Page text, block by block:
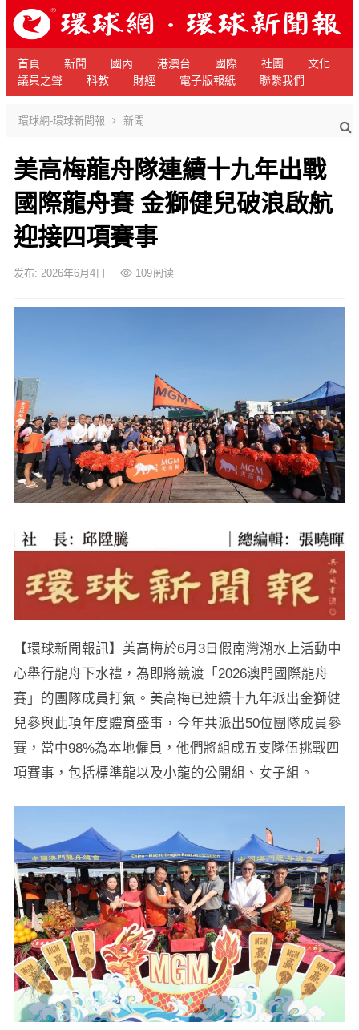
首頁 新聞 國內 港澳台 國際 社團
文化
議員之聲
科教 財經 電子版報紙 聯繫我們
環球網-環球新聞報 新聞
美高梅龍舟隊連續十九年出戰
國際龍舟賽 金獅健兒破浪啟航
迎接四項賽事
发布: 2026年6月4日 109阅读
【環球新聞報訊】美高梅於6月3日假南灣湖水上活動中
心舉行龍舟下水禮，為即將競渡「2026澳門國際龍舟
賽」的團隊成員打氣。美高梅已連續十九年派出金獅健
兒參與此項年度體育盛事，今年共派出50位團隊成員參
賽，當中98%為本地僱員，他們將組成五支隊伍挑戰四
項賽事，包括標準龍以及小龍的公開組、女子組。